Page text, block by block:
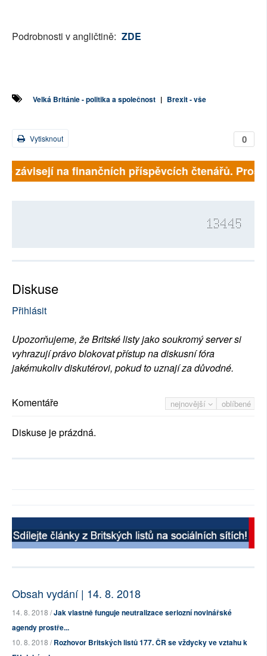
Podrobnosti v angličtině: ZDE
Velká Británie - politika a společnost | Brexit - vše
0
Vytisknout
závisejí na finančních příspěvcích čtenářů.
13445
Diskuse
Přihlásit
Upozorňujeme, že Britské listy jako soukromý server si
vyhrazují právo blokovat přístup na diskusní fóra
jakémukoliv diskutérovi, pokud to uznají za důvodné.
nejnovější oblíbené
Komentáře
Diskuse je prázdná.
Obsah vydání | 14. 8. 2018
14. 8. 2018 /Jak vlastně funguje neutralizace seriozní novinářské
agendy prostře...
10. 8. 2018 /Rozhovor Britských listů 177. ČR se vždycky ve vztahu k